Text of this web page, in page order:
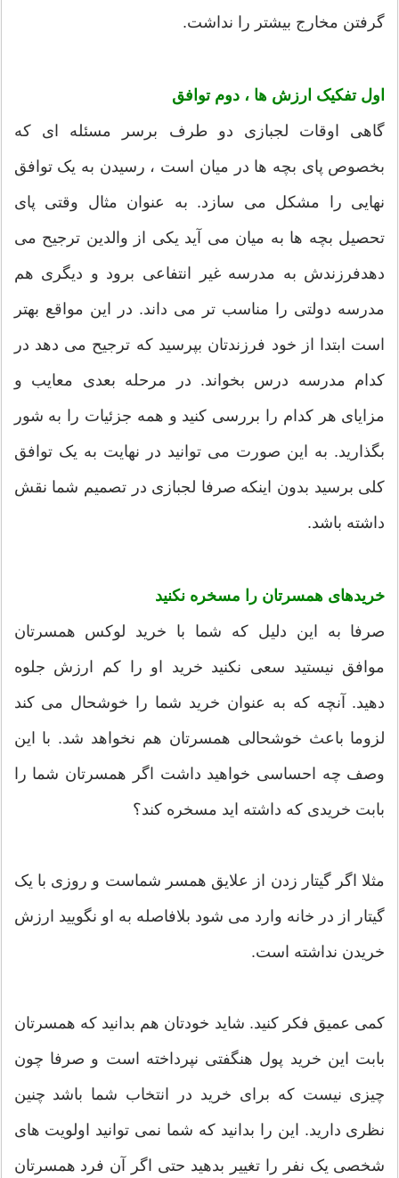
گرفتن مخارج بیشتر را نداشت.
اول تفکیک ارزش ها ، دوم توافق
گاهی اوقات لجبازی دو طرف برسر مسئله ای که
بخصوص پای بچه ها در میان است ، رسیدن به یک توافق
نهایی را مشکل می سازد. به عنوان مثال وقتی پای
تحصیل بچه ها به میان می آید یکی از والدین ترجیح می
دهدفرزندش به مدرسه غیر انتفاعی برود و دیگری هم
مدرسه دولتی را مناسب تر می داند. در این مواقع بهتر
است ابتدا از خود فرزندتان بپرسید که ترجیح می دهد در
کدام مدرسه درس بخواند. در مرحله بعدی معایب و
مزایای هر کدام را بررسی کنید و همه جزئیات را به شور
بگذارید. به این صورت می توانید در نهایت به یک توافق
کلی برسید بدون اینکه صرفا لجبازی در تصمیم شما نقش
داشته باشد.
خریدهای همسرتان را مسخره نکنید
صرفا به این دلیل که شما با خرید لوکس همسرتان
موافق نیستید سعی نکنید خرید او را کم ارزش جلوه
دهید. آنچه که به عنوان خرید شما را خوشحال می کند
لزوما باعث خوشحالی همسرتان هم نخواهد شد. با این
وصف چه احساسی خواهید داشت اگر همسرتان شما را
بابت خریدی که داشته اید مسخره کند؟
مثلا اگر گیتار زدن از علایق همسر شماست و روزی با یک
گیتار از در خانه وارد می شود بلافاصله به او نگویید ارزش
خریدن نداشته است.
کمی عمیق فکر کنید. شاید خودتان هم بدانید که همسرتان
بابت این خرید پول هنگفتی نپرداخته است و صرفا چون
چیزی نیست که برای خرید در انتخاب شما باشد چنین
نظری دارید. این را بدانید که شما نمی توانید اولویت های
شخصی یک نفر را تغییر بدهید حتی اگر آن فرد همسرتان